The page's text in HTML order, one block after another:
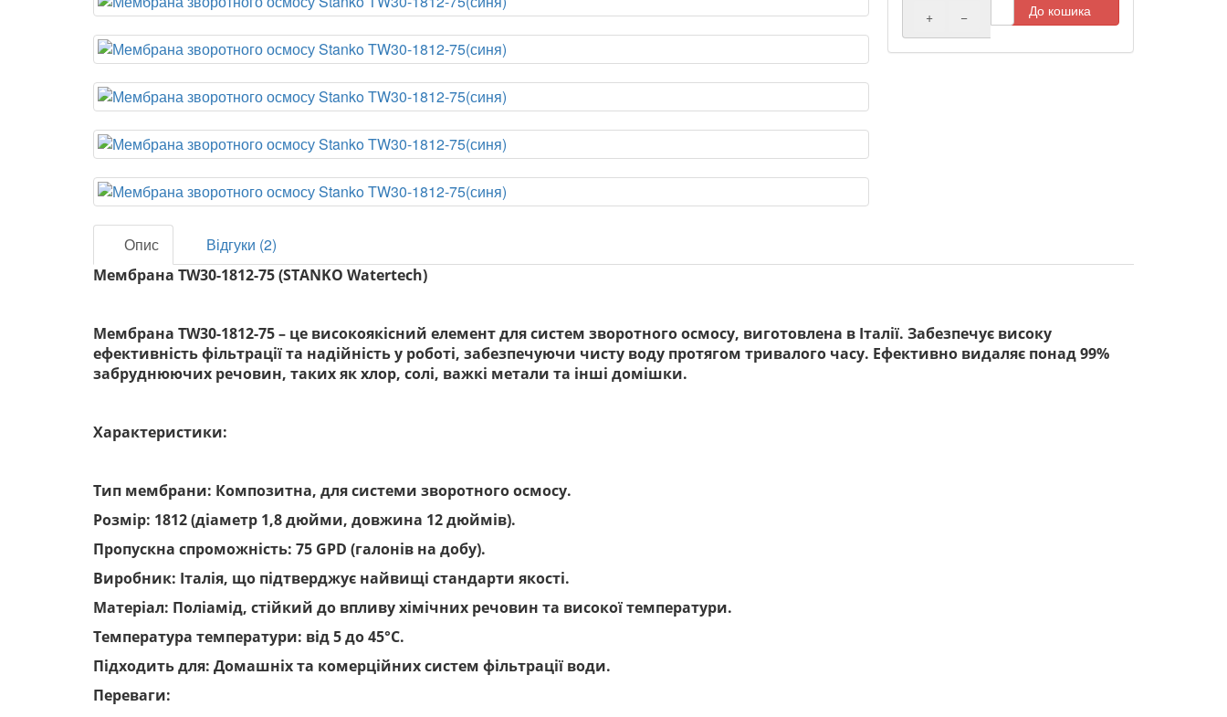
+ − До кошика
Опис Відгуки (2)
Мембрана TW30-1812-75 (STANKO Watertech)
Мембрана TW30-1812-75 – це високоякісний елемент для систем зворотного осмосу, виготовлена ​​в Італії. Забезпечує високу
ефективність фільтрації та надійність у роботі, забезпечуючи чисту воду протягом тривалого часу. Ефективно видаляє понад 99%
забруднюючих речовин, таких як хлор, солі, важкі метали та інші домішки.
Характеристики:
Тип мембрани: Композитна, для системи зворотного осмосу.
Розмір: 1812 (діаметр 1,8 дюйми, довжина 12 дюймів).
Пропускна спроможність: 75 GPD (галонів на добу).
Виробник: Італія, що підтверджує найвищі стандарти якості.
Матеріал: Поліамід, стійкий до впливу хімічних речовин та високої температури.
Температура температури: від 5 до 45°C.
Підходить для: Домашніх та комерційних систем фільтрації води.
Переваги: